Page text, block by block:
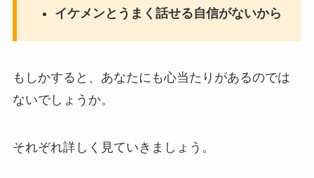
イケメンとうまく話せる自信がないから
もしかすると、あなたにも心当たりがあるのでは
ないでしょうか。
それぞれ詳しく見ていきましょう。